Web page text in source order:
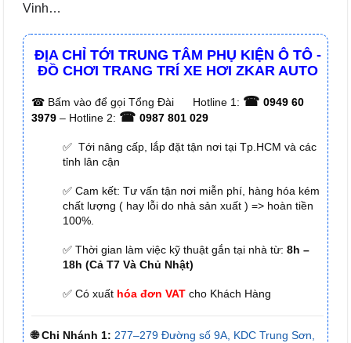
Vinh…
ĐỊA CHỈ TỚI TRUNG TÂM PHỤ KIỆN Ô TÔ -
ĐỒ CHƠI TRANG TRÍ XE HƠI ZKAR AUTO
☎ Bấm vào để gọi Tổng Đài Hotline 1: ☎ 0949 60
3979 – Hotline 2: ☎ 0987 801 029
✅ Tới nâng cấp, lắp đặt tận nơi tại Tp.HCM và các
tỉnh lân cận
✅ Cam kết: Tư vấn tận nơi miễn phí, hàng hóa kém
chất lượng ( hay lỗi do nhà sản xuất ) => hoàn tiền
100%.
✅ Thời gian làm việc kỹ thuật gắn tại nhà từ: 8h –
18h (Cả T7 Và Chủ Nhật)
✅ Có xuất hóa đơn VAT cho Khách Hàng
🌐 Chi Nhánh 1: 277–279 Đường số 9A, KDC Trung Sơn,